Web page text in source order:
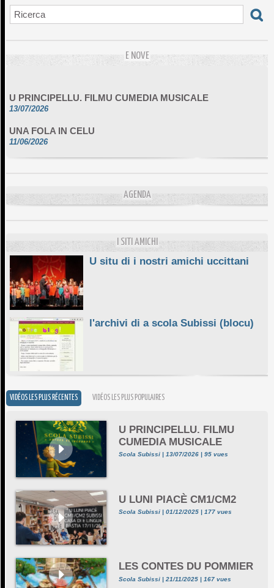
E NOVE
13/07/2026
11/06/2026
DA SCIMULÌ
10/06/2026
AGENDA
I SITI AMICHI
U situ di i nostri amichi uccittani
l'archivi di a scola Subissi (blocu)
VIDÉOS LES PLUS RÉCENTES VIDÉOS LES PLUS POPULAIRES
U PRINCIPELLU. FILMU
CUMEDIA MUSICALE
Scola Subissi | 13/07/2026 | 95 vues
U LUNI PIACÈ CM1/CM2
Scola Subissi | 01/12/2025 | 177 vues
LES CONTES DU POMMIER
Scola Subissi | 21/11/2025 | 167 vues